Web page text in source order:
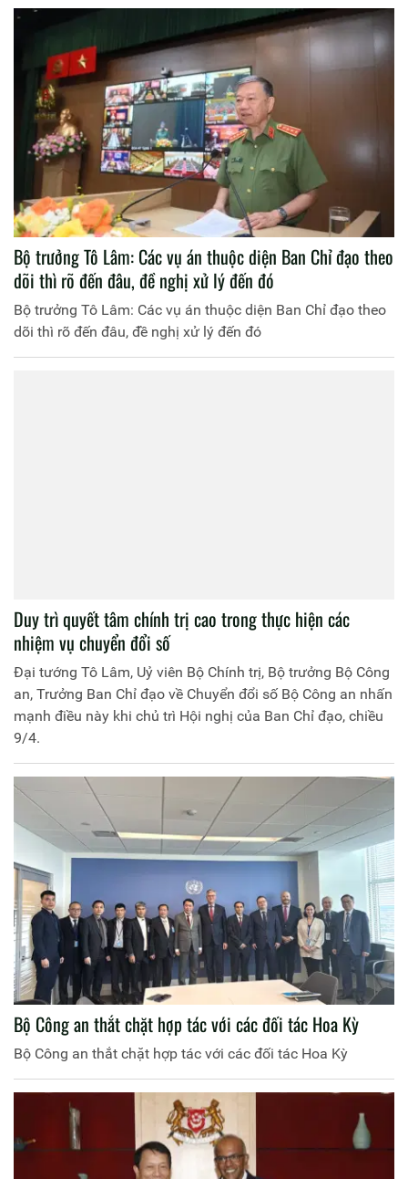
Bộ trưởng Tô Lâm: Các vụ án thuộc diện Ban Chỉ đạo theo
dõi thì rõ đến đâu, đề nghị xử lý đến đó
Bộ trưởng Tô Lâm: Các vụ án thuộc diện Ban Chỉ đạo theo
dõi thì rõ đến đâu, đề nghị xử lý đến đó
Duy trì quyết tâm chính trị cao trong thực hiện các
nhiệm vụ chuyển đổi số
Đại tướng Tô Lâm, Uỷ viên Bộ Chính trị, Bộ trưởng Bộ Công
an, Trưởng Ban Chỉ đạo về Chuyển đổi số Bộ Công an nhấn
mạnh điều này khi chủ trì Hội nghị của Ban Chỉ đạo, chiều
9/4.
Bộ Công an thắt chặt hợp tác với các đối tác Hoa Kỳ
Bộ Công an thắt chặt hợp tác với các đối tác Hoa Kỳ